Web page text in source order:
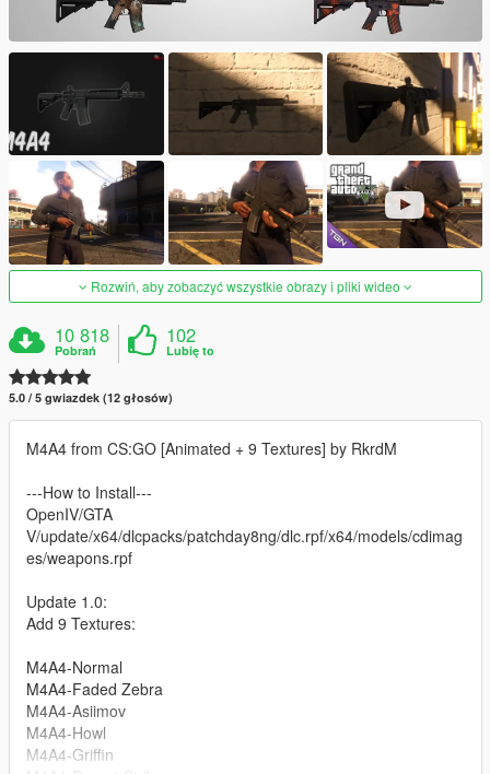
Rozwiń, aby zobaczyć wszystkie obrazy i pliki wideo
10 818
Pobrań
102
Lubię to
5.0 / 5 gwiazdek (12 głosów)
M4A4 from CS:GO [Animated + 9 Textures] by RkrdM
---How to Install---
OpenIV/GTA
V/update/x64/dlcpacks/patchday8ng/dlc.rpf/x64/models/cdimag
es/weapons.rpf
Update 1.0:
Add 9 Textures:
M4A4-Normal
M4A4-Faded Zebra
M4A4-Asiimov
M4A4-Howl
M4A4-Griffin